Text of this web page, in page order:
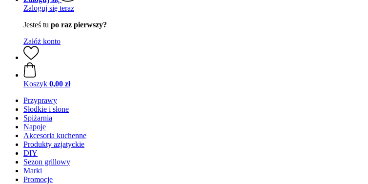
Zaloguj się teraz
Jesteś tu po raz pierwszy?
Załóż konto
Koszyk 0,00 zł
Przyprawy
Słodkie i słone
Spiżarnia
Napoje
Akcesoria kuchenne
Produkty azjatyckie
DIY
Sezon grillowy
Marki
Promocje